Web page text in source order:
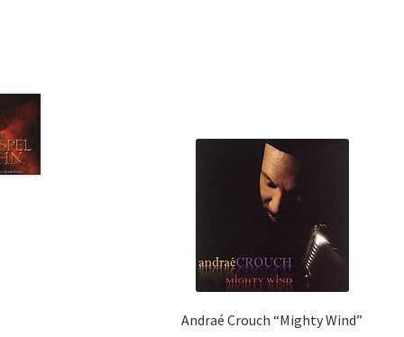
Andraé Crouch “Mighty Wind”